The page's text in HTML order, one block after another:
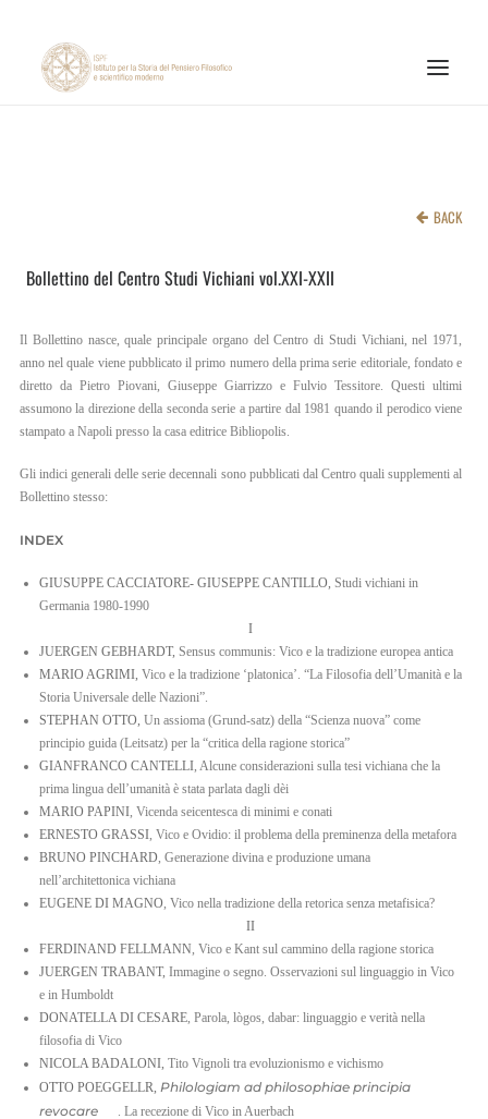
NEWS AND EVENTS
CNR
PAGINA FACEBOOK ISPF
PAGINA INSTAGRAM ISPF
CANALE YOUTUBE ISPF
BACK
Bollettino del Centro Studi Vichiani vol.XXI-XXII
Il Bollettino nasce, quale principale organo del Centro di Studi Vichiani, nel 1971,
anno nel quale viene pubblicato il primo numero della prima serie editoriale, fondato e
diretto da Pietro Piovani, Giuseppe Giarrizzo e Fulvio Tessitore. Questi ultimi
assumono la direzione della seconda serie a partire dal 1981 quando il perodico viene
stampato a Napoli presso la casa editrice Bibliopolis.
Gli indici generali delle serie decennali sono pubblicati dal Centro quali supplementi al
Bollettino stesso:
INDEX
GIUSUPPE CACCIATORE- GIUSEPPE CANTILLO, Studi vichiani in
Germania 1980-1990
I
JUERGEN GEBHARDT, Sensus communis: Vico e la tradizione europea antica
MARIO AGRIMI, Vico e la tradizione ‘platonica’. “La Filosofia dell’Umanità e la
Storia Universale delle Nazioni”.
STEPHAN OTTO, Un assioma (Grund-satz) della “Scienza nuova” come
principio guida (Leitsatz) per la “critica della ragione storica”
GIANFRANCO CANTELLI, Alcune considerazioni sulla tesi vichiana che la
prima lingua dell’umanità è stata parlata dagli dèi
MARIO PAPINI, Vicenda seicentesca di minimi e conati
ERNESTO GRASSI, Vico e Ovidio: il problema della preminenza della metafora
BRUNO PINCHARD, Generazione divina e produzione umana
nell’architettonica vichiana
EUGENE DI MAGNO, Vico nella tradizione della retorica senza metafisica?
II
FERDINAND FELLMANN, Vico e Kant sul cammino della ragione storica
JUERGEN TRABANT, Immagine o segno. Osservazioni sul linguaggio in Vico
e in Humboldt
DONATELLA DI CESARE, Parola, lògos, dabar: linguaggio e verità nella
filosofia di Vico
NICOLA BADALONI, Tito Vignoli tra evoluzionismo e vichismo
OTTO POEGGELLR, Philologiam ad philosophiae principia
revocare
. La recezione di Vico in Auerbach